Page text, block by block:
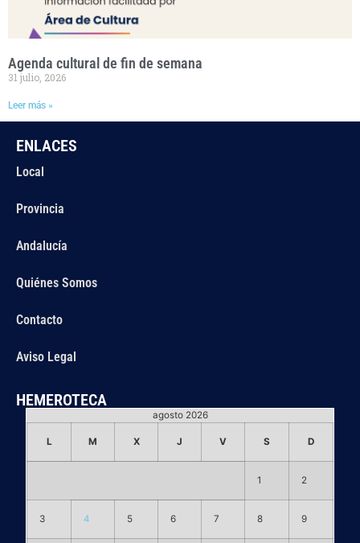
Agenda cultural de fin de semana
31 julio, 2026
Leer más »
ENLACES
Local
Provincia
Andalucía
Quiénes Somos
Contacto
Aviso Legal
HEMEROTECA
agosto 2026
L M X J V S D
1 2
3 4 5 6 7 8 9